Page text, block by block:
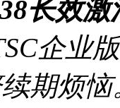
长效激
企业
期烦恼